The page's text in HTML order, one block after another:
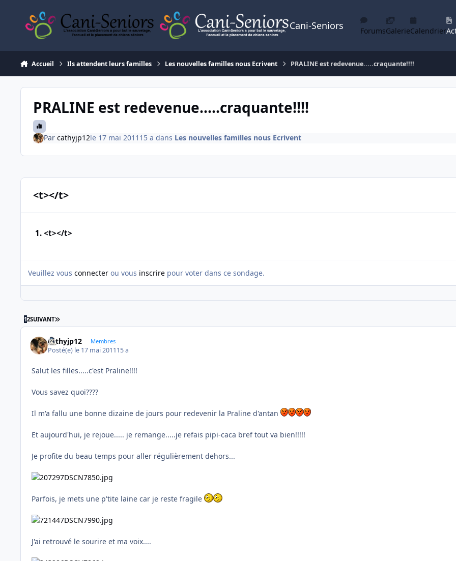
Cani-Seniors ForumsGalerieCalendrier
Accueil Ils attendent leurs familles Les nouvelles familles nous Ecrivent PRALINE est redevenue.....craquante!!!!
PRALINE est redevenue.....craquante!!!!
Par cathyjp12le 17 mai 2011 15 a dans Les nouvelles familles nous Ecrivent
<t></t>
1. <t></t>
Veuillez vous connecter ou vous inscrire pour voter dans ce sondage.
12SUIVANT DERNIÈRE PAGE
cathyjp12 Membres
Posté(e) le 17 mai 201115 a
Salut les filles.....c'est Praline!!!!
Vous savez quoi????
Il m'a fallu une bonne dizaine de jours pour redevenir la Praline d'antan
Et aujourd'hui, je rejoue..... je remange.....je refais pipi-caca bref tout va bien!!!!!
Je profite du beau temps pour aller régulièrement dehors...
Parfois, je mets une p'tite laine car je reste fragile
J'ai retrouvé le sourire et ma voix....